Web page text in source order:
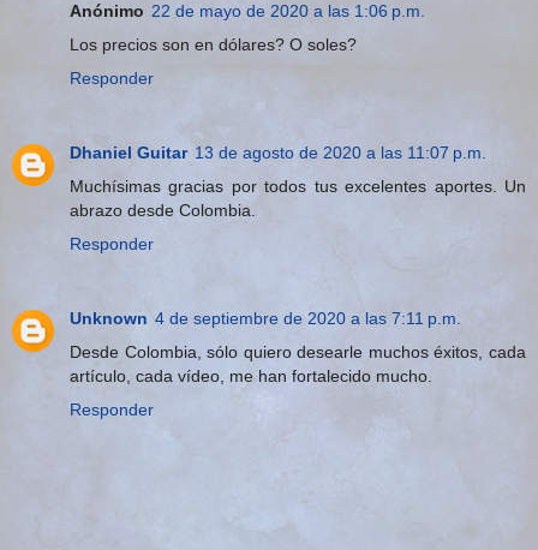
Anónimo 22 de mayo de 2020 a las 1:06 p.m.
Los precios son en dólares? O soles?
Responder
Dhaniel Guitar 13 de agosto de 2020 a las 11:07 p.m.
Muchísimas gracias por todos tus excelentes aportes. Un
abrazo desde Colombia.
Responder
Unknown 4 de septiembre de 2020 a las 7:11 p.m.
Desde Colombia, sólo quiero desearle muchos éxitos, cada
artículo, cada vídeo, me han fortalecido mucho.
Responder